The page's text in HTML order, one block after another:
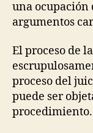
una ocupación
argumentos
El proceso de
proceso del
puede ser